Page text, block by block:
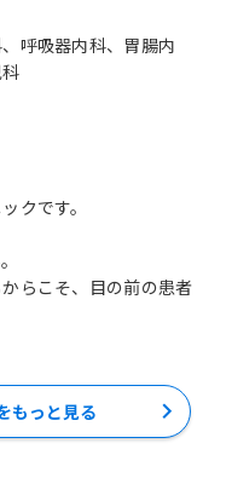
呼吸器内科、胃腸内
クです。
らこそ、目の前の患者
もっと見る